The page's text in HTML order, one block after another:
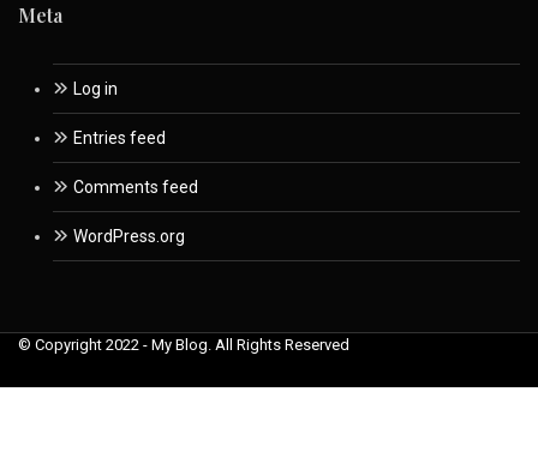
Meta
Log in
Entries feed
Comments feed
WordPress.org
© Copyright 2022 - My Blog. All Rights Reserved